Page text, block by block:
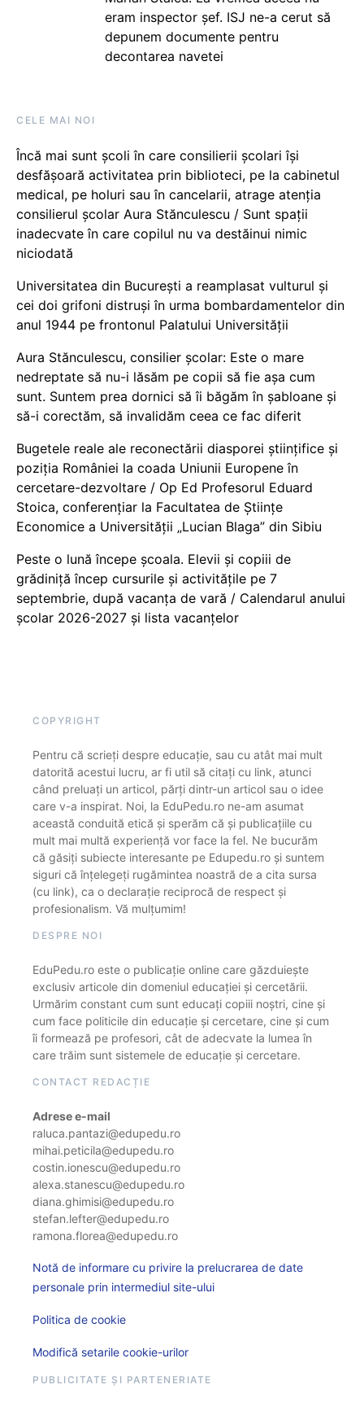
eram inspector șef. ISJ ne-a cerut să
depunem documente pentru
decontarea navetei
CELE MAI NOI
Încă mai sunt școli în care consilierii școlari își
desfășoară activitatea prin biblioteci, pe la cabinetul
medical, pe holuri sau în cancelarii, atrage atenția
consilierul școlar Aura Stănculescu / Sunt spații
inadecvate în care copilul nu va destăinui nimic
niciodată
Universitatea din București a reamplasat vulturul și
cei doi grifoni distruși în urma bombardamentelor din
anul 1944 pe frontonul Palatului Universității
Aura Stănculescu, consilier școlar: Este o mare
nedreptate să nu-i lăsăm pe copii să fie așa cum
sunt. Suntem prea dornici să îi băgăm în șabloane și
să-i corectăm, să invalidăm ceea ce fac diferit
Bugetele reale ale reconectării diasporei științifice și
poziția României la coada Uniunii Europene în
cercetare-dezvoltare / Op Ed Profesorul Eduard
Stoica, conferențiar la Facultatea de Științe
Economice a Universității „Lucian Blaga” din Sibiu
Peste o lună începe școala. Elevii și copiii de
grădiniță încep cursurile și activitățile pe 7
septembrie, după vacanța de vară / Calendarul anului
școlar 2026-2027 și lista vacanțelor
COPYRIGHT
Pentru că scrieți despre educație, sau cu atât mai mult
datorită acestui lucru, ar fi util să citați cu link, atunci
când preluați un articol, părți dintr-un articol sau o idee
care v-a inspirat. Noi, la EduPedu.ro ne-am asumat
această conduită etică și sperăm că și publicațiile cu
mult mai multă experiență vor face la fel. Ne bucurăm
că găsiți subiecte interesante pe Edupedu.ro și suntem
siguri că înțelegeți rugămintea noastră de a cita sursa
(cu link), ca o declarație reciprocă de respect și
profesionalism. Vă mulțumim!
DESPRE NOI
EduPedu.ro este o publicație online care găzduiește
exclusiv articole din domeniul educației și cercetării.
Urmărim constant cum sunt educați copiii noștri, cine și
cum face politicile din educație și cercetare, cine și cum
îi formează pe profesori, cât de adecvate la lumea în
care trăim sunt sistemele de educație și cercetare.
CONTACT REDACȚIE
Adrese e-mail
raluca.pantazi@edupedu.ro
mihai.peticila@edupedu.ro
costin.ionescu@edupedu.ro
alexa.stanescu@edupedu.ro
diana.ghimisi@edupedu.ro
stefan.lefter@edupedu.ro
ramona.florea@edupedu.ro
Notă de informare cu privire la prelucrarea de date
personale prin intermediul site-ului
Politica de cookie
Modifică setarile cookie-urilor
PUBLICITATE ȘI PARTENERIATE